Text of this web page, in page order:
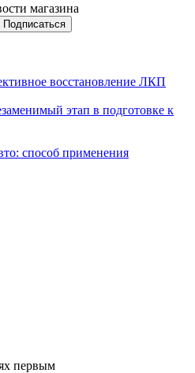
магазина
восстановление ЛКП
этап в подготовке к
способ применения
первым